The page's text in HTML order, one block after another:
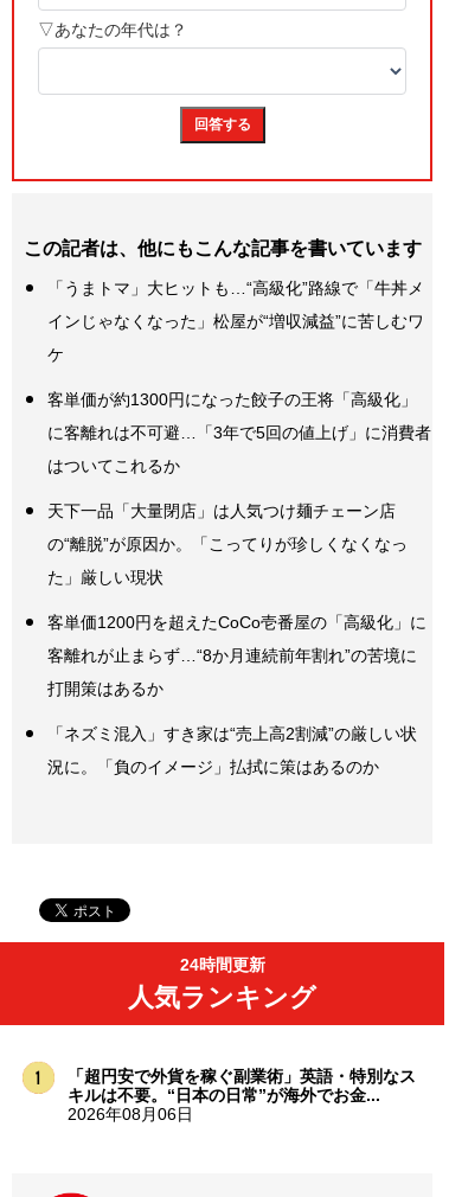
この記者は、他にもこんな記事を書いています
「うまトマ」大ヒットも…“高級化”路線で「牛丼メ
インじゃなくなった」松屋が“増収減益”に苦しむワ
ケ
客単価が約1300円になった餃子の王将「高級化」
に客離れは不可避…「3年で5回の値上げ」に消費者
はついてこれるか
天下一品「大量閉店」は人気つけ麺チェーン店
の“離脱”が原因か。「こってりが珍しくなくなっ
た」厳しい現状
客単価1200円を超えたCoCo壱番屋の「高級化」に
客離れが止まらず…“8か月連続前年割れ”の苦境に
打開策はあるか
「ネズミ混入」すき家は“売上高2割減”の厳しい状
況に。「負のイメージ」払拭に策はあるのか
24時間更新
人気ランキング
「超円安で外貨を稼ぐ副業術」英語・特別なス
キルは不要。“日本の日常”が海外でお金...
2026年08月06日